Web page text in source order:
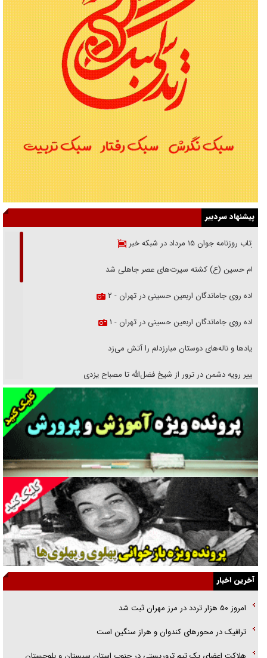
پیشنهاد سردبیر
بازتاب روزنامه جوان ۱۵ مرداد در شبکه خبر
امام حسین (ع) کشته سیرت‌های عصر جاهلی شد
پیاده روی جاماندگان اربعین حسینی در تهران - ۲
پیاده روی جاماندگان اربعین حسینی در تهران - ۱
فریاد‌ها و ناله‌های دوستان مبارزدلم را آتش می‌زد
تغییر رویه دشمن در ترور از شیخ فضل‌الله تا مصباح یزدی
خرید قسطی اولش خنده و آخرش گریه است!
فوتبال و آن «بالا»!
راهبرد غافلگیری با نسل جدید پهپاد‌ها
جنجال پزشکان تقلبی در صنعت زیبایی
یهودی‌ها در ادبیات داستانی اروپا؛ از شکسپیر تا دیکنز
گفت‌وگو با خواهر یکی از شهدای جنگ رمضان/ خواهرم فرمانده جهادی و
اهل خدمت بی‌منت بود
جزئیات شکنجه‌هایم فراتر از آن است که در بیان بگنجد!
گزارش «جوان» از قوانین سخت‌گیرانه ۶ قاره در برابر یورش به پاسگاه‌های
آخرین اخبار
امروز ۵۰ هزار تردد در مرز مهران ثبت شد
ترافیک در محور‌های کندوان و هراز سنگین است